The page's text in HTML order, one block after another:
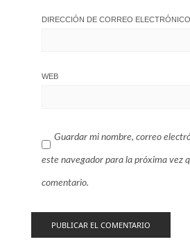
DIRECCIÓN DE CORREO ELECTRÓNICO
WEB
Guardar mi nombre, correo
este navegador para la próxima vez
comentario.